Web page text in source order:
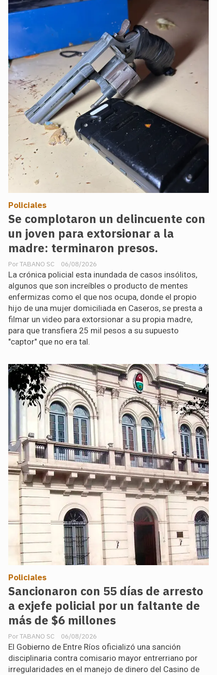
Se complotaron un delincuente con
un joven para extorsionar a la
madre: terminaron presos.
TABANO SC
Policiales
06/08/2026
La crónica policial esta inundada de casos insólitos,
algunos que son increíbles o producto de mentes
enfermizas como el que nos ocupa, donde el propio
hijo de una mujer domiciliada en Caseros, se presta a
filmar un video para extorsionar a su propia madre,
para que transfiera 25 mil pesos a su supuesto
"captor" que no era tal.
Sancionaron con 55 días de arresto
a exjefe policial por un faltante de
más de $6 millones
TABANO SC
Policiales
06/08/2026
El Gobierno de Entre Ríos oficializó una sanción
disciplinaria contra comisario mayor entrerriano por
irregularidades en el manejo de dinero del Casino de